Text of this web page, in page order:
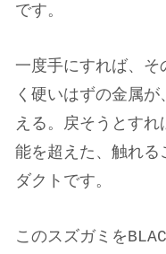
です。
一度手にすれば、そ
く硬いはずの金属
える。戻そうとす
能を超えた、触れる
ダクトです。
このスズガミを